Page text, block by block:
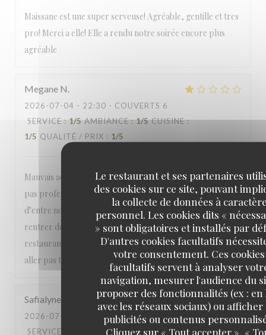
Le restaurant et ses partenaires
des cookies sur ce site, pouvant
la collecte de données à
personnel. Les cookies dits «
» sont obligatoires et installés par
D'autres cookies facultatifs
votre consentement. Ces cookies
facultatifs servent à analyser
navigation, mesurer l'audience du
proposer des fonctionnalités (ex : en
avec les réseaux sociaux) ou afficher
publicités ou contenus
Cliquez sur « Tout accepter », «
Maissane est une super serveuse! Agréable, gentille et tres
pro! Merci a elle! Elle a rendu notre soirée encore plus
agréable
Megane N
2026-07-04 - 22:30 - COUVERTS 6
SERVICE : 1/5 AMBIANCE: 1/5 CUISINE:
1/5 QUALITÉ / PRIX : 1/5
Mauvais accueil,les vigiles sont très arrogants,serveuse
pas professionnel, ont à été refusé juste parce l’une
d’entre nous avait des sandales ,pendant qu’il faisait
rentrer des filles en sandales .je pense que c’est un
restaurant qui a un bon accueil que en vers les arabes n’y
aller pas très déçu !!!!
Safialyne
2026-07-03
- 21:30 - COUVERTS 2
SERVICE
AMBIANCE: 5 /5 CUISINE: